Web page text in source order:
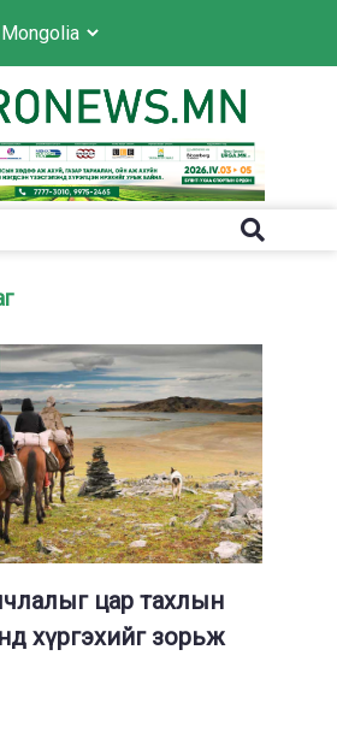
цар тахлын
хүргэхийг зорьж